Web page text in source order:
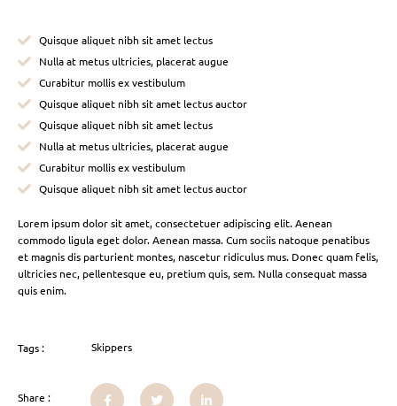
Quisque aliquet nibh sit amet lectus
Nulla at metus ultricies, placerat augue
Curabitur mollis ex vestibulum
Quisque aliquet nibh sit amet lectus auctor
Quisque aliquet nibh sit amet lectus
Nulla at metus ultricies, placerat augue
Curabitur mollis ex vestibulum
Quisque aliquet nibh sit amet lectus auctor
Lorem ipsum dolor sit amet, consectetuer adipiscing elit. Aenean
commodo ligula eget dolor. Aenean massa. Cum sociis natoque penatibus
et magnis dis parturient montes, nascetur ridiculus mus. Donec quam felis,
ultricies nec, pellentesque eu, pretium quis, sem. Nulla consequat massa
quis enim.
Tags : Skippers
Share :